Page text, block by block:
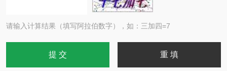
请输入计算结果（填写阿拉伯数字），如：三加四=7